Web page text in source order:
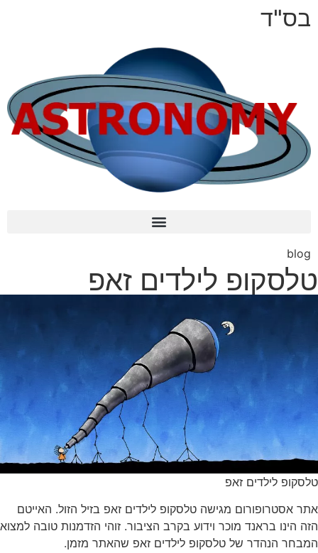
בס"ד
blog
טלסקופ לילדים זאפ
טלסקופ לילדים זאפ
אתר אסטרופורום מגישה טלסקופ לילדים זאפ בזיל הזול. האייטם
הזה הינו בראנד מוכר וידוע בקרב הציבור. זוהי הזדמנות טובה למצוא
המבחר הנהדר של טלסקופ לילדים זאפ שהאתר מזמן.